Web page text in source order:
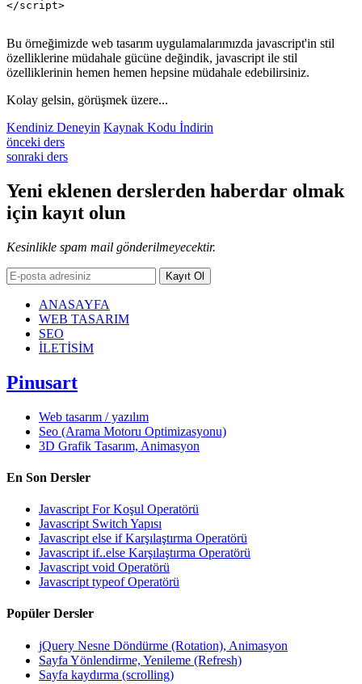
Bu örneğimizde web tasarım uygulamalarımızda javascript'in stil
özelliklerine müdahale gücüne değindik, javascript ile stil
özelliklerinin hemen hemen hepsine müdahale edebilirsiniz.
Kolay gelsin, görüşmek üzere...
Kendiniz Deneyin Kaynak Kodu İndirin
önceki ders
sonraki ders
Yeni eklenen derslerden haberdar olmak
için kayıt olun
Kesinlikle spam mail gönderilmeyecektir.
Kayıt Ol
ANASAYFA
WEB TASARIM
SEO
İLETİSİM
Pinusart
Web tasarım / yazılım
Seo (Arama Motoru Optimizasyonu)
3D Grafik Tasarım, Animasyon
En Son Dersler
Javascript For Koşul Operatörü
Javascript Switch Yapısı
Javascript else if Karşılaştırma Operatörü
Javascript if..else Karşılaştırma Operatörü
Javascript void Operatörü
Javascript typeof Operatörü
Popüler Dersler
jQuery Nesne Döndürme (Rotation), Animasyon
Sayfa Yönlendirme, Yenileme (Refresh)
Sayfa kaydırma (scrolling)